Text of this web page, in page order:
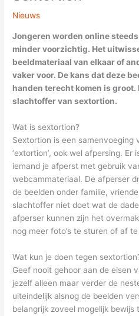
Nieuws
Jongeren worden online
minder voorzichtig. Het
beeldmateriaal van elkaar of
vaker voor. De kans dat deze
handen terecht komen is groot.
slachtoffer van sextortion.
Wat is sextortion?
Sextortion is een samenvoeging
‘extortion’, ook wel afpersing.
iemand je afperst met gebruik
webcammateriaal. De afperser
de beelden onder familie,
slachtoffer niet doet wat de
afperser kunnen zijn het
nog meer foto’s te sturen of af
Wat kun je doen tegen
Geef nooit gehoor aan de eisen
jezelf alleen maar verder de
uiteindelijk alsnog de beelden
belangrijk zoveel mogelijk bewijs